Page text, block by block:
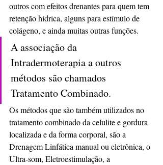
outros com efeitos drenantes para quem tem
retenção hídrica, alguns para estímulo de
colágeno, e ainda muitas outras funções.
A associação da
Intradermoterapia a outros
métodos são chamados
Tratamento Combinado.
Os métodos que são também utilizados no
tratamento combinado da celulite e gordura
localizada e da forma corporal, são a
Drenagem Linfática manual ou eletrônica, o
Ultra-som, Eletroestimulação, a